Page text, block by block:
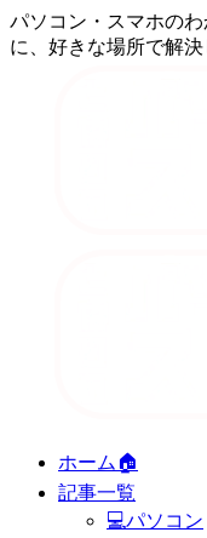
パソコン・スマホの
に、好きな場所で解
ホーム🏠
記事一覧
💻パソコン